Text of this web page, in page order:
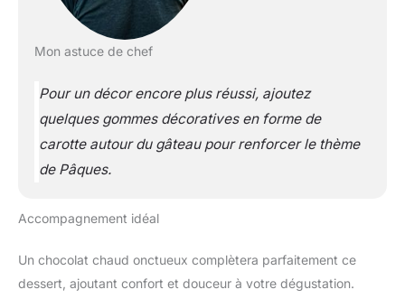
Mon astuce de chef
Pour un décor encore plus réussi, ajoutez
quelques gommes décoratives en forme de
carotte autour du gâteau pour renforcer le thème
de Pâques.
Accompagnement idéal
Un chocolat chaud onctueux complètera parfaitement ce
dessert, ajoutant confort et douceur à votre dégustation.